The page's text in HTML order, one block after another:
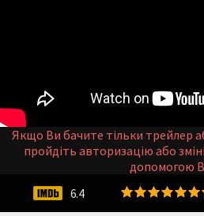
6.4
Якщо Ви бачите тільки трейлер
пройдіть авторизацію або
допомогою